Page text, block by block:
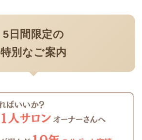
5日間限定の
特別なご案内